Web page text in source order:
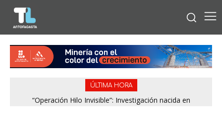
ÚLTIMA HORA
“Operación Hilo Invisible”: Investigación nacida en